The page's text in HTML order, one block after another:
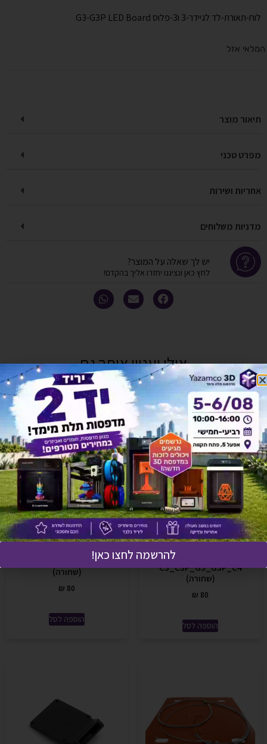
לוח-תאורת-לד לגיידר-3 ו3-פלוס G3-G3P LED Board
המלאי אזל
תיאור מוצר
מפרט טכני
אחריות ושירות
מדניות משלוחים
יש לך שאלה על המוצר?
לחץ כאן ונציגנו יחזרו אליך בהקדם!
אולי יעניין אותך גם
C3_C3P_G3_G3P_C4
(שחורה)
₪ 80
הוספה לסל
דיזה 0.6 פלדה-מוקשחת
C3_C3P_G3_G3P_C4
(שחורה)
₪ 80
הוספה לסל
להרשמה לחצו כאן!